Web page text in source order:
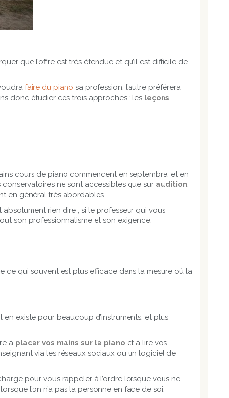
que l’offre est très étendue et qu’il est difficile de
faire du piano sa profession, l’autre préférera
donc étudier ces trois approches : les leçons
cours de piano commencent en septembre, et en
conservatoires ne sont accessibles que sur audition,
en général très abordables.
rien dire ; si le professeur qui vous
son professionnalisme et son exigence.
ce qui souvent est plus efficace dans la mesure où la
existe pour beaucoup d’instruments, et plus
à placer vos mains sur le piano et à lire vos
via les réseaux sociaux ou un logiciel de
pour vous rappeler à l’ordre lorsque vous ne
l’on n’a pas la personne en face de soi.